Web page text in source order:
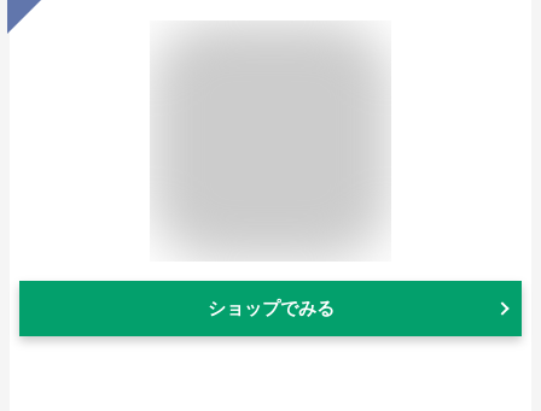
ショップでみる